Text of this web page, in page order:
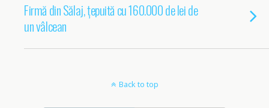
Firmă din Sălaj, țepuită cu 160.000 de lei de
un vâlcean
Back to top